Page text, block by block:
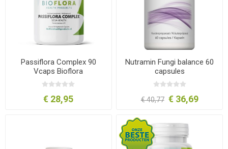
Passiflora Complex 90
Vcaps Bioflora
€ 28,95
Nutramin Fungi balance 60
capsules
€ 40,77 € 36,69